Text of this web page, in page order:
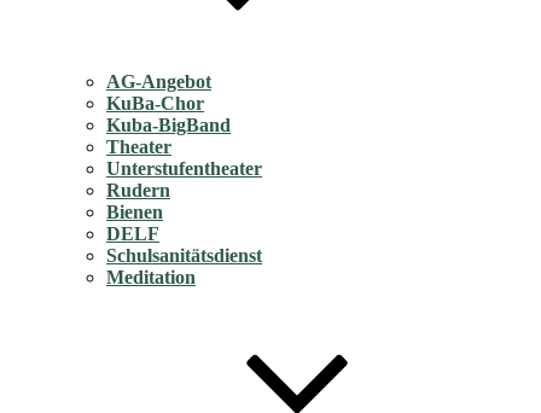
AG-Angebot
KuBa-Chor
Kuba-BigBand
Theater
Unterstufentheater
Rudern
Bienen
DELF
Schulsanitätsdienst
Meditation